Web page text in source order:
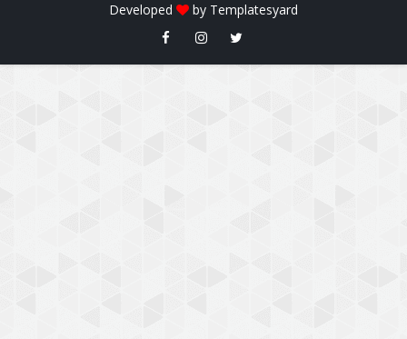
Developed
by Templatesyard